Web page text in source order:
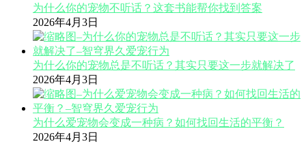
为什么你的宠物不听话？这套书能帮你找到答案
2026年4月3日
为什么你的宠物总是不听话？其实只要这一步就解决了
2026年4月3日
为什么爱宠物会变成一种病？如何找回生活的平衡？
2026年4月3日